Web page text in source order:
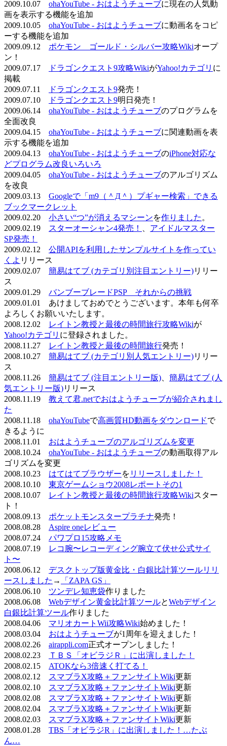
2009.10.07 ohaYouTube - おはようチューブに現在の人気動
画を表示する機能を追加
2009.10.05 ohaYouTube - おはようチューブに動画名をコピ
ーする機能を追加
2009.09.12 ポケモン ゴールド・シルバー攻略Wikiオープ
ン！
2009.07.17
ドラゴンクエスト9攻略WikiがYahoo!カテゴリ に
掲載
2009.07.11
ドラゴンクエスト9発売！
2009.07.10
ドラゴンクエスト9明日発売！
2009.06.14 ohaYouTube - おはようチューブのプログラムを
全面改良
2009.04.15 ohaYouTube - おはようチューブに関連動画を表
示する機能を追加
2009.04.13 ohaYouTube - おはようチューブのiPhone対応な
どプログラム改良いろいろ
2009.04.05 ohaYouTube - おはようチューブのアルゴリズム
を改良
2009.03.13 Googleで「m9（＾Д＾）プギャー検索」できる
ブックマークレット
2009.02.20 小さい“つ”が消えるマシーンを作りました 。
2009.02.19
スターオーシャン4発売！
アイドルマスター
SP発売！
2009.02.12 公開APIを利用したサンプルサイトを作ってい
くよ リリース
2009.02.07 簡易はてブ (カテゴリ別注目エントリー)リリー
ス
2009.01.29 バンブーブレードPSP それからの挑戦
2009.01.01 あけましておめでとうございます。本年も何卒
よろしくお願いいたします。
2008.12.02
レイトン教授と最後の時間旅行攻略Wikiが
Yahoo!カテゴリ に登録されました。
2008.11.27
レイトン教授と最後の時間旅行発売！
2008.10.27 簡易はてブ (カテゴリ別人気エントリー)リリー
ス
2008.11.26 簡易はてブ (注目エントリー版)
簡易はてブ (人
気エントリー版)リリース
2008.11.19 教えて君.netでおはようチューブが紹介されまし
た
2008.11.18 ohaYouTubeで高画質HD動画をダウンロードで
きるように
2008.11.01 おはようチューブのアルゴリズムを変更
2008.10.24 ohaYouTube - おはようチューブの動画取得アル
ゴリズムを変更
2008.10.23 はてはてブラウザーを リリースしました！
2008.10.10 東京ゲームショウ2008レポートその1
2008.10.07
レイトン教授と最後の時間旅行攻略Wikiスター
ト！
2008.09.13 ポケットモンスタープラチナ発売！
2008.08.28 Aspire oneレビュー
2008.07.24 パワプロ15攻略メモ
2008.07.19
レコ腕〜レコーディング腕立て伏せ公式サイ
ト〜
2008.06.12 デスクトップ版黄金比・白銀比計算ツールリリ
ースしました →
「ZAPA GS」
2008.06.10 ツンデレ知恵袋作りました
2008.06.08 Webデザイン黄金比計算ツールとWebデザイン
白銀比計算ツール作りました
2008.04.06 マリオカートWii攻略Wiki始めました！
2008.03.04 おはようチューブが1周年を迎えました！
2008.02.26 airappli.com正式オープンしました！
2008.02.23
ＴＢＳ「オビラジＲ」に出演しました！
2008.02.15 ATOKなら3倍速く打てる！
2008.02.12
スマブラX攻略＋ファンサイトWiki更新
2008.02.10
スマブラX攻略＋ファンサイトWiki更新
2008.02.08
スマブラX攻略＋ファンサイトWiki更新
2008.02.04
スマブラX攻略＋ファンサイトWiki更新
2008.02.03
スマブラX攻略＋ファンサイトWiki更新
2008.01.28 TBS「オビラジR」に出演しました！…たぶ
ん…